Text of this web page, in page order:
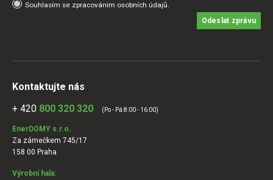
Souhlasím se zpracováním osobních údajů.
Odeslat zprávu
Kontaktujte nás
+ 420 800 320 320 (Po - Pá 8:00 - 16:00)
EnerDOMY s.r.o.
Za zámečkem 745/17
158 00 Praha
Výrobní hala: